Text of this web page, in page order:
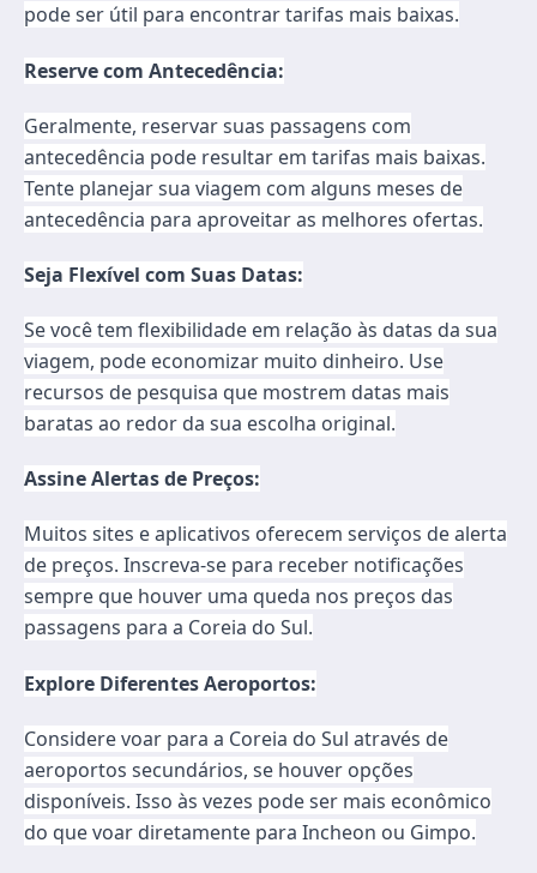
pode ser útil para encontrar tarifas mais baixas.
Reserve com Antecedência:
Geralmente, reservar suas passagens com
antecedência pode resultar em tarifas mais baixas.
Tente planejar sua viagem com alguns meses de
antecedência para aproveitar as melhores ofertas.
Seja Flexível com Suas Datas:
Se você tem flexibilidade em relação às datas da sua
viagem, pode economizar muito dinheiro. Use
recursos de pesquisa que mostrem datas mais
baratas ao redor da sua escolha original.
Assine Alertas de Preços:
Muitos sites e aplicativos oferecem serviços de alerta
de preços. Inscreva-se para receber notificações
sempre que houver uma queda nos preços das
passagens para a Coreia do Sul.
Explore Diferentes Aeroportos:
Considere voar para a Coreia do Sul através de
aeroportos secundários, se houver opções
disponíveis. Isso às vezes pode ser mais econômico
do que voar diretamente para Incheon ou Gimpo.